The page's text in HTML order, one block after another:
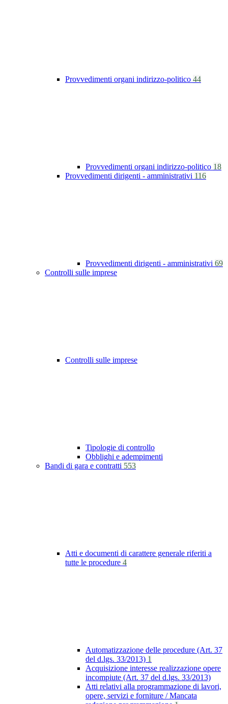
Provvedimenti organi indirizzo-politico 44
Provvedimenti organi indirizzo-politico 18
Provvedimenti dirigenti - amministrativi 116
Provvedimenti dirigenti - amministrativi 69
Controlli sulle imprese
Controlli sulle imprese
Tipologie di controllo
Obblighi e adempimenti
Bandi di gara e contratti 553
Atti e documenti di carattere generale riferiti a
tutte le procedure 4
Automatizzazione delle procedure (Art. 37
del d.lgs. 33/2013) 1
Acquisizione interesse realizzazione opere
incompiute (Art. 37 del d.lgs. 33/2013)
Atti relativi alla programmazione di lavori,
opere, servizi e forniture / Mancata